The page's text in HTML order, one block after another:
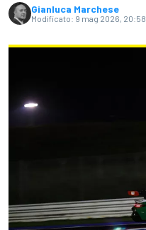
Gianluca Marchese
Modificato: 9 mag 2026, 20:58